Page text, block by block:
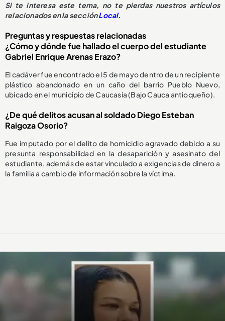
Si te interesa este tema, no te pierdas nuestros artículos
relacionados en la secciónLocal.
Preguntas y respuestas relacionadas
¿Cómo y dónde fue hallado el cuerpo del estudiante
Gabriel Enrique Arenas Erazo?
El cadáver fue encontrado el 5 de mayo dentro de un recipiente
plástico abandonado en un caño del barrio Pueblo Nuevo,
ubicado en el municipio de Caucasia (Bajo Cauca antioqueño).
¿De qué delitos acusan al soldado Diego Esteban
Raigoza Osorio?
Fue imputado por el delito de homicidio agravado debido a su
presunta responsabilidad en la desaparición y asesinato del
estudiante, además de estar vinculado a exigencias de dinero a
la familia a cambio de información sobre la víctima.